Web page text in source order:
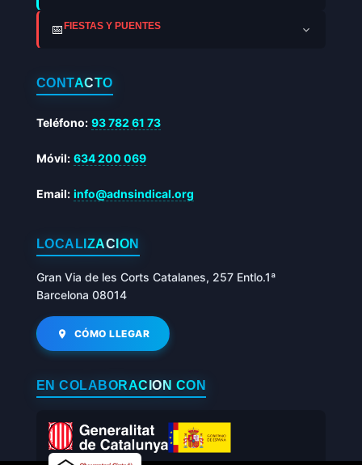
📅FIESTAS Y PUENTES
CONTACTO
Teléfono: 93 782 61 73
Móvil: 634 200 069
Email: info@adnsindical.org
LOCALIZACIÓN
Gran Via de les Corts Catalanes, 257 Entlo.1ª
Barcelona 08014
CÓMO LLEGAR
EN COLABORACIÓN CON